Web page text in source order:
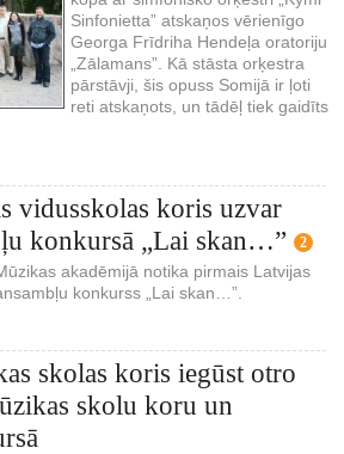
Sinfonietta” atskaņos vērienīgo
Georga Frīdriha Hendeļa oratoriju
„Zālamans”. Kā stāsta orķestra
pārstāvji, šis opuss Somijā ir ļoti
reti atskaņots, un tādēļ tiek gaidīts
vidusskolas koris uzvar
konkursā „Lai skan…”
2
akadēmijā notika pirmais Latvijas
konkurss „Lai skan…”.
skolas koris iegūst otro
skolu koru un